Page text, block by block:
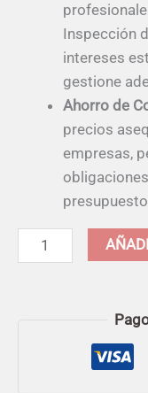
Inspección
intereses
gestione
Ahorro de
precios
empresas,